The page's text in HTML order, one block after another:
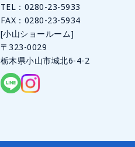
TEL： 0280-23-5933
FAX：0280-23-5934
[小山ショールーム]
〒323-0029
栃木県小山市城北6-4-2